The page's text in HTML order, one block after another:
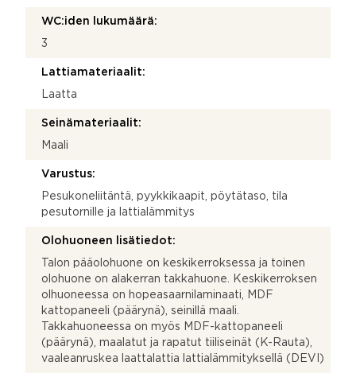
WC:iden lukumäärä:
3
Lattiamateriaalit:
Laatta
Seinämateriaalit:
Maali
Varustus:
Pesukoneliitäntä, pyykkikaapit, pöytätaso, tila
pesutornille ja lattialämmitys
Olohuoneen lisätiedot:
Talon pääolohuone on keskikerroksessa ja toinen
olohuone on alakerran takkahuone. Keskikerroksen
olhuoneessa on hopeasaarnilaminaati, MDF
kattopaneeli (päärynä), seinillä maali.
Takkahuoneessa on myös MDF-kattopaneeli
(päärynä), maalatut ja rapatut tiiliseinät (K-Rauta),
vaaleanruskea laattalattia lattialämmityksellä (DEVI)